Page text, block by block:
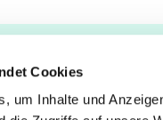
Cookies
um Inhalte und